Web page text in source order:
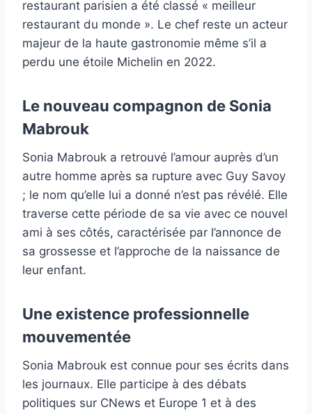
restaurant parisien a été classé « meilleur
restaurant du monde ». Le chef reste un acteur
majeur de la haute gastronomie même s’il a
perdu une étoile Michelin en 2022.
Le nouveau compagnon de Sonia
Mabrouk
Sonia Mabrouk a retrouvé l’amour auprès d’un
autre homme après sa rupture avec Guy Savoy
; le nom qu’elle lui a donné n’est pas révélé. Elle
traverse cette période de sa vie avec ce nouvel
ami à ses côtés, caractérisée par l’annonce de
sa grossesse et l’approche de la naissance de
leur enfant.
Une existence professionnelle
mouvementée
Sonia Mabrouk est connue pour ses écrits dans
les journaux. Elle participe à des débats
politiques sur CNews et Europe 1 et à des